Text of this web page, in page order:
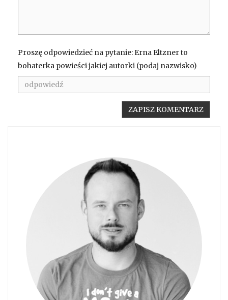
Proszę odpowiedzieć na pytanie: Erna Eltzner to
bohaterka powieści jakiej autorki (podaj nazwisko)